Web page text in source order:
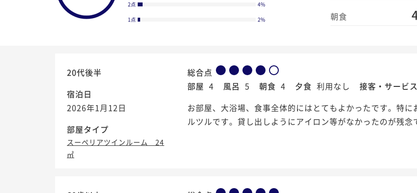
2点 4%
1点 2% 朝食
20代後半
宿泊日
2026年1月12日
部屋タイプ
スーペリアツインルーム 24
㎡
総合点
部屋 4 風呂 5 朝食 4 夕食 利用なし 接客・サービス
お部屋、大浴場、食事全体的にはとてもよかったです。特
ルツルです。貸し出しようにアイロン等がなかったのが残念